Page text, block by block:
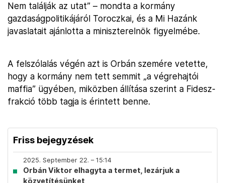
Nem találják az utat” – mondta a kormány
gazdaságpolitikájáról Toroczkai, és a Mi Hazánk
javaslatait ajánlotta a miniszterelnök figyelmébe.
A felszólalás végén azt is Orbán szemére vetette,
hogy a kormány nem tett semmit „a végrehajtói
maffia” ügyében, miközben állítása szerint a Fidesz-
frakció több tagja is érintett benne.
Friss bejegyzések
2025. September 22. – 15:14
Orbán Viktor elhagyta a termet, lezárjuk a
közvetítésünket